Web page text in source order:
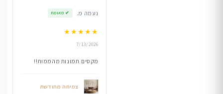
נעמה מ. ✔ מאומת
★★★★★
7/13/2026
מקסים.תמונות מהממות!!
צמיחה מחודשת